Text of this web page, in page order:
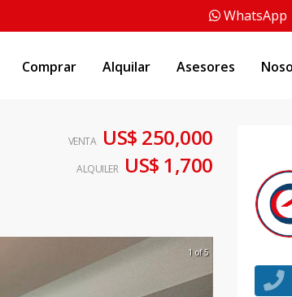
WhatsApp
Comprar Alquilar Asesores
VENTA US$ 250,000
ALQUILER US$ 1,700
1 of 5